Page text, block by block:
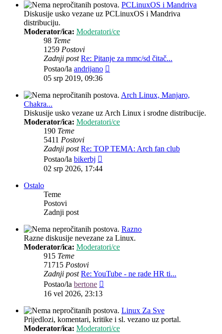
PCLinuxOS i Mandriva
Diskusije usko vezane uz PCLinuxOS i Mandriva
distribuciju.
Moderator/ica: Moderatori/ce
98 Teme
1259 Postovi
Zadnji post Re: Pitanje za mmc/sd čitač...
Postao/la andrijano
05 srp 2019, 09:36
Arch Linux, Manjaro,
Chakra...
Diskusije usko vezane uz Arch Linux i srodne distribucije.
Moderator/ica: Moderatori/ce
190 Teme
5411 Postovi
Zadnji post Re: TOP TEMA: Arch fan club
Postao/la bikerbj
02 srp 2026, 17:44
Ostalo
Teme
Postovi
Zadnji post
Razno
Razne diskusije nevezane za Linux.
Moderator/ica: Moderatori/ce
915 Teme
71715 Postovi
Zadnji post Re: YouTube - ne rade HR ti...
Postao/la bertone
16 vel 2026, 23:13
Linux Za Sve
Prijedlozi, komentari, kritike i sl. vezano uz portal.
Moderator/ica: Moderatori/ce